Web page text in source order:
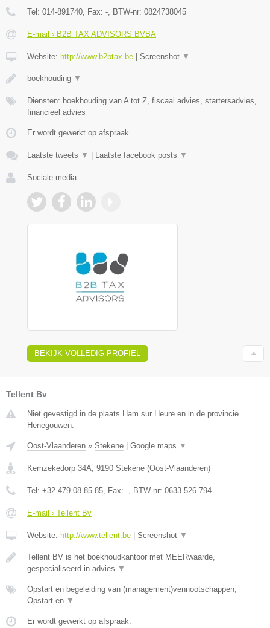
Tel: 014-891740, Fax: -, BTW-nr: 0824738045
E-mail › B2B TAX ADVISORS BVBA
Website: http://www.b2btax.be Screenshot ▼
boekhouding ▼
Diensten: boekhouding van A tot Z, fiscaal advies, startersadvies,
financieel advies
Er wordt gewerkt op afspraak.
Laatste tweets ▼ Laatste facebook posts ▼
Sociale media:
BEKIJK VOLLEDIG PROFIEL
Tellent Bv
Niet gevestigd in de plaats Ham sur Heure en in de provincie
Henegouwen.
Oost-Vlaanderen » Stekene | Google maps ▼
Kemzekedorp 34A 9190 Stekene (Oost-Vlaanderen)
Tel: +32 479 08 85 85 , Fax: - , BTW-nr: 0633.526.794
E-mail › Tellent Bv
Website: http://www.tellent.be | Screenshot ▼
Tellent BV is het boekhoudkantoor met MEERwaarde,
gespecialiseerd in advies ▼
Opstart en begeleiding van (management)vennootschappen,
Opstart en ▼
Er wordt gewerkt op afspraak.